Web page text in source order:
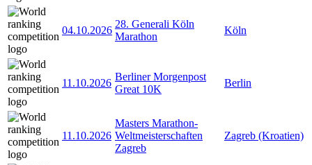
04.10.2026
28. Generali Köln
Marathon
Köln
11.10.2026
Berliner Morgenpost
Great 10K
Berlin
11.10.2026
Masters Marathon-
Weltmeisterschaften
Zagreb
Zagreb (Kroatien)